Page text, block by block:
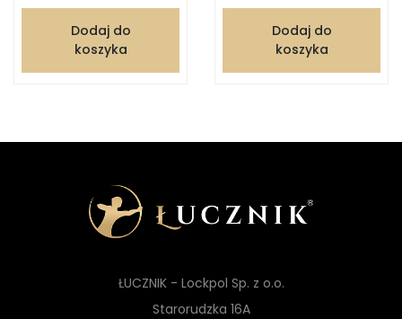
Dodaj do
koszyka
Dodaj do
koszyka
ŁUCZNIK - Lockpol Sp. z o.o.
Starorudzka 16A